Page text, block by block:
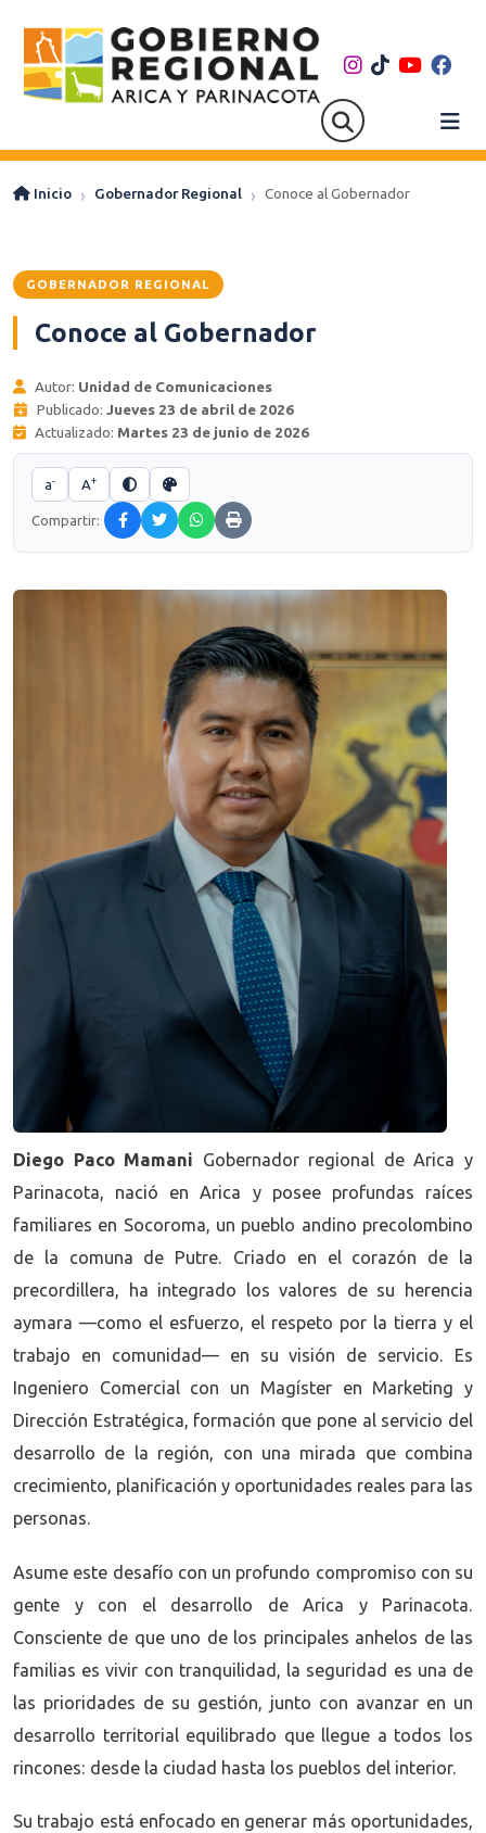
Inicio Gobernador Regional Conoce al Gobernador
GOBERNADOR REGIONAL
Conoce al Gobernador
Autor: Unidad de Comunicaciones
Publicado: Jueves 23 de abril de 2026
Actualizado: Martes 23 de junio de 2026
a- A+
Compartir:
Diego Paco Mamani Gobernador regional de Arica y
Parinacota, nació en Arica y posee profundas raíces
familiares en Socoroma, un pueblo andino precolombino
de la comuna de Putre. Criado en el corazón de la
precordillera, ha integrado los valores de su herencia
aymara —como el esfuerzo, el respeto por la tierra y el
trabajo en comunidad— en su visión de servicio. Es
Ingeniero Comercial con un Magíster en Marketing y
Dirección Estratégica, formación que pone al servicio del
desarrollo de la región, con una mirada que combina
crecimiento, planificación y oportunidades reales para las
personas.
Asume este desafío con un profundo compromiso con su
gente y con el desarrollo de Arica y Parinacota.
Consciente de que uno de los principales anhelos de las
familias es vivir con tranquilidad, la seguridad es una de
las prioridades de su gestión, junto con avanzar en un
desarrollo territorial equilibrado que llegue a todos los
rincones: desde la ciudad hasta los pueblos del interior.
Su trabajo está enfocado en generar más oportunidades,